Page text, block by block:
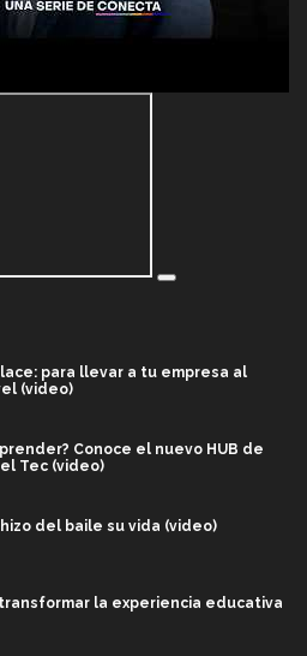
para llevar a tu empresa al
(video)
Conoce el nuevo HUB de
Tec (video)
del baile su vida (video)
la experiencia educativa